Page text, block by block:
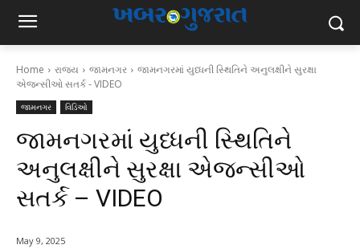
Home રાજ્ય જામનગર
જામનગરમાં યુધ્ધની સ્થિતિને અનુલક્ષીને સુરક્ષા
એજન્સીઓ સતર્ક - VIDEO
જામનગર વિડિઓ
જામનગરમાં યુધ્ધની સ્થિતિને
અનુલક્ષીને સુરક્ષા એજન્સીઓ
સતર્ક – VIDEO
May 9, 2025